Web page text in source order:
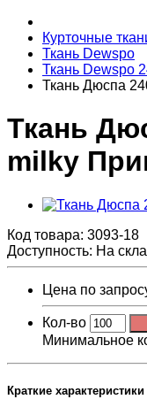
Курточные
Ткань Dewspo
Ткань Dewspo
Ткань Дюспа
Ткань
milky
Код товара: 3093-18
Доступность: На
Цена по
Кол-во
Минимальное
Краткие характеристики